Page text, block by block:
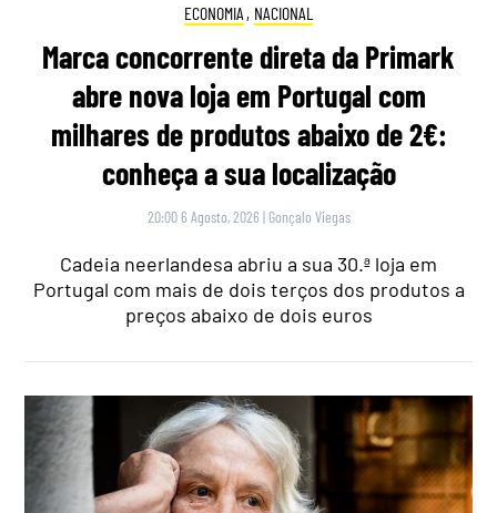
ECONOMIA , NACIONAL
Marca concorrente direta da Primark
abre nova loja em Portugal com
milhares de produtos abaixo de 2€:
conheça a sua localização
20:00 6 Agosto, 2026 | Gonçalo Viegas
Cadeia neerlandesa abriu a sua 30.ª loja em
Portugal com mais de dois terços dos produtos a
preços abaixo de dois euros